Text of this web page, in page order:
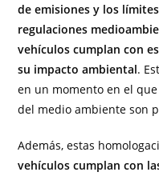
de emisiones y los
regulaciones
vehículos cumplan con
su impacto ambiental.
en un momento en el
del medio ambiente son
Además, estas
vehículos cumplan con